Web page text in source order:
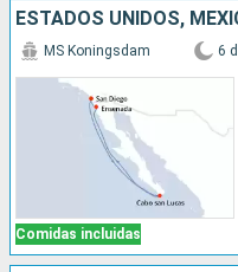
ESTADOS UNIDOS,
Comidas incluidas
MS Koningsdam 6 d